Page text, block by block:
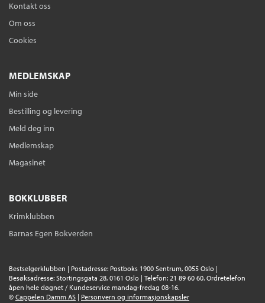
Kontakt oss
Om oss
Cookies
MEDLEMSKAP
Min side
Bestilling og levering
Meld deg inn
Medlemskap
Magasinet
BOKKLUBBER
Krimklubben
Barnas Egen Bokverden
Bestselgerklubben | Postadresse: Postboks 1900 Sentrum, 0055 Oslo |
Besøksadresse: Stortingsgata 28, 0161 Oslo | Telefon: 21 89 60 60. Ordretelefon
åpen hele døgnet / Kundeservice mandag-fredag 08-16.
© Cappelen Damm AS | Personvern og informasjonskapsler